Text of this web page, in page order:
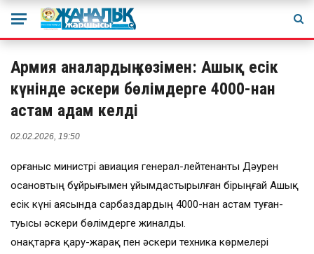
Армия аналардың көзімен: Ашық есік
күнінде әскери бөлімдерге 4000-нан
астам адам келді
02.02.2026, 19:50
Қорғаныс министрі авиация генерал-лейтенанты Дәурен
Қосановтың бұйрығымен ұйымдастырылған бірыңғай Ашық
есік күні аясында сарбаздардың 4000-нан астам туған-
туысы әскери бөлімдерге жиналды.
Қонақтарға қару-жарақ пен әскери техника көрмелері